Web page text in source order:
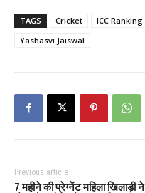
TAGS Cricket ICC Ranking
Yashasvi Jaiswal
Previous article
7 महीने की प्रेग्नेंट महिला खिलाड़ी ने